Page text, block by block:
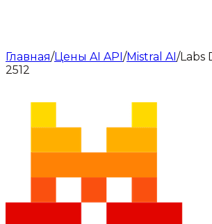
Главная/Цены AI API/Mistral AI/Labs
2512